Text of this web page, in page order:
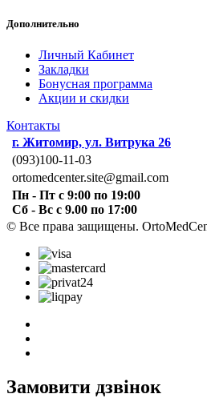
Дополнительно
Личный Кабинет
Закладки
Бонусная программа
Акции и скидки
Контакты
г. Житомир, ул. Витрука 26
(093)100-11-03
ortomedcenter.site@gmail.com
Пн - Пт с 9:00 по 19:00
Сб - Вс с 9.00 по 17:00
© Все права защищены.
Замовити дзвінок